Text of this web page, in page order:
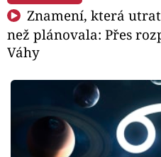
Znamení, která
než plánovala: Přes
Váhy